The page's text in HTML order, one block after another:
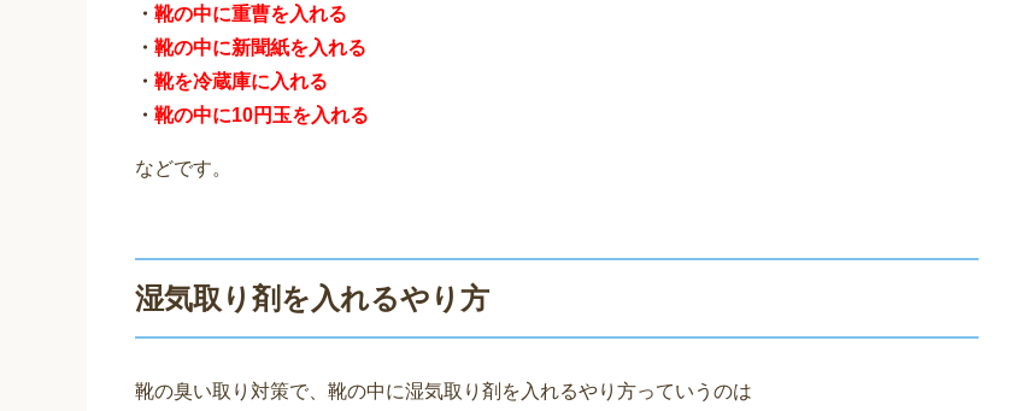
・ 靴の中に重曹を入れる
・ 靴の中に新聞紙を入れる
・ 靴を冷蔵庫に入れる
・ 靴の中に10円玉を入れる
などです。
湿気取り剤を入れるやり方
靴の臭い取り対策で、靴の中に湿気取り剤を入れるやり方っていうのは